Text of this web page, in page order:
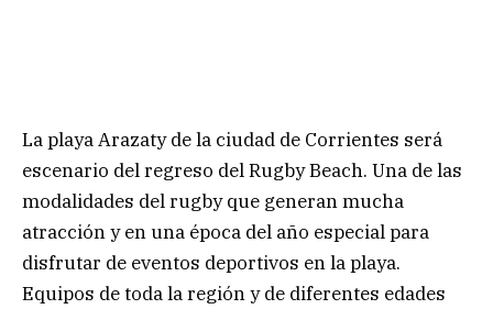
La playa Arazaty de la ciudad de Corrientes será
escenario del regreso del Rugby Beach. Una de las
modalidades del rugby que generan mucha
atracción y en una época del año especial para
disfrutar de eventos deportivos en la playa.
Equipos de toda la región y de diferentes edades